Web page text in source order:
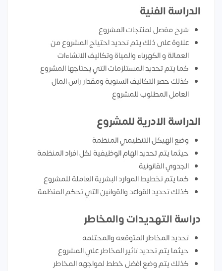
الدراسة الفنية
شرح مفصل لمنتجات المشروع
علاوة على ذلك يتم تحديد احتياج المشروع من
العمالة و الكهرباء والمياة وتكاليف الانشاءات
كما يتم تحديد المستلزمات التي يحتاجها المشروع
كذلك حصر التكاليف السنوية ومقدار راس المال
العامل المطلوب للمشروع
الدراسة الادرية للمشروع
وضع الهيكل التنظيمي المنظمة
حيثما يتم تحديد الهام الوظيفية لكل افراد المنظمة
الجدوي القانونية
كما يتم تخطيط الموارد البشرية العاملة للمشروع
كذلك تحديد القواعد والقوانين التي تحكم المنظمة
دراسة التهديدات والمخاطر
تحديد المخاطر المتوقعه والمحتلمه
حيثما يتم تحديد تاثير المخاطر علي المشروع
كذلك يتم وضع افضل خطط لمواجهه المخاطر